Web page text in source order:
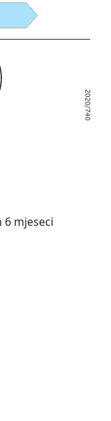
mjeseci